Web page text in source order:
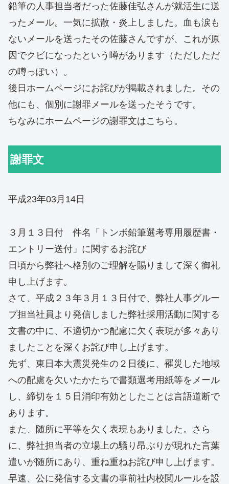
鉛筆の人事担当者だった佐藤佳弘さんが就活生に送
ったメール。一気に拡散・炎上しました。血も涙も
ないメールを送ったその佐藤さんですが、これが原
因でクビになったという噂があります（ただしただ
の噂っぽい）。
後日ホームページにお詫びが掲載されました。その
他にも、個別に謝罪メールを送ったそうです。
ちなみにホームページの謝罪文はこちら。
謝罪文
平成23年03月14日
３月１３日付 件名「トンボ鉛筆選考専用履歴書・
エントリー送付」に関するお詫び
日頃から弊社へ格別のご理解を賜りまして深く御礼
申し上げます。
さて、平成２３年３月１３日付で、弊社人事グルー
プ担当社員より発信しました弊社採用活動に関する
文書の中に、不適切かつ配慮に欠く表現が多々あり
ましたことを深くお詫び申し上げます。
先ず、東日本大震災発生の２日後に、罹災した地域
への配慮を欠いたかたちで書類選考用紙等をメール
し、締切を１５日消印有効としたことは言語道断で
あります。
また、随所に平等を欠く表現もありました。さら
に、弊社担当者の立場上の驕り昂ぶりが現れた言葉
遣いが随所にあり、重ね重ねお詫び申し上げます。
早速、公に発信する文書の事前社内校閲ルールを設